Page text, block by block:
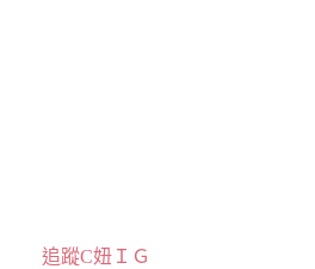
追蹤C妞ＩＧ